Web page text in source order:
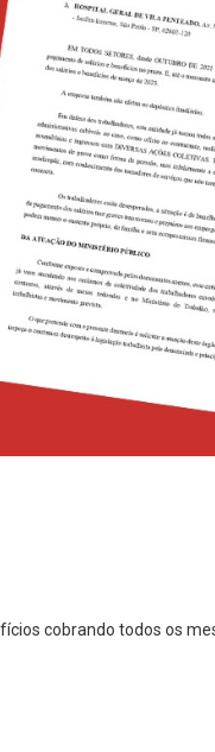
cobrando todos os